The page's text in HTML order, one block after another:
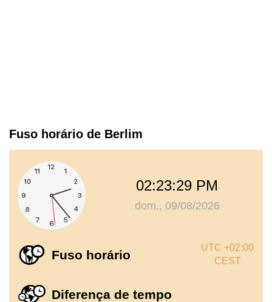
Fuso horário de Berlim
02:23:30 PM
dom., 09/08/2026
Fuso horário
UTC +02:00
CEST
Diferença de tempo